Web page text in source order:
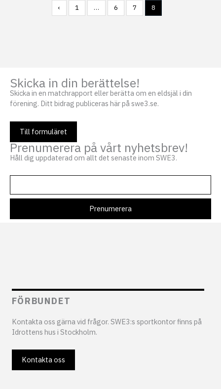
‹ 1 … 6 7 8
Skicka in din berättelse!
Skicka in en matchrapport eller berätta om en eldsjäl i din
förening. Ditt bidrag publiceras här på swe3.se.
Till formuläret
Prenumerera på vårt nyhetsbrev!
Håll dig uppdaterad om allt det senaste inom SWE3.
FÖRBUNDET
Kontakta oss gärna vid frågor. SWE3:s sportkontor finns på
Idrottens hus i Stockholm.
Kontakta oss